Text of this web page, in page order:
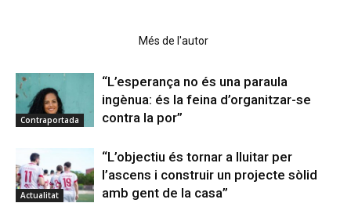
Més de l'autor
Contraportada
“L’esperança no és una paraula
ingènua: és la feina d’organitzar-se
contra la por”
Actualitat
“L’objectiu és tornar a lluitar per
l’ascens i construir un projecte sòlid
amb gent de la casa”